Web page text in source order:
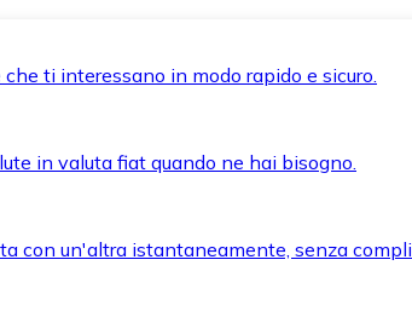
ti interessano in modo rapido e sicuro.
in valuta fiat quando ne hai bisogno.
con un'altra istantaneamente, senza